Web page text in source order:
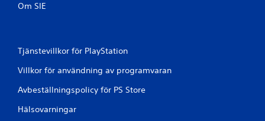
Om SIE
Tjänstevillkor för PlayStation
Villkor för användning av programvaran
Avbeställningspolicy för PS Store
Hälsovarningar